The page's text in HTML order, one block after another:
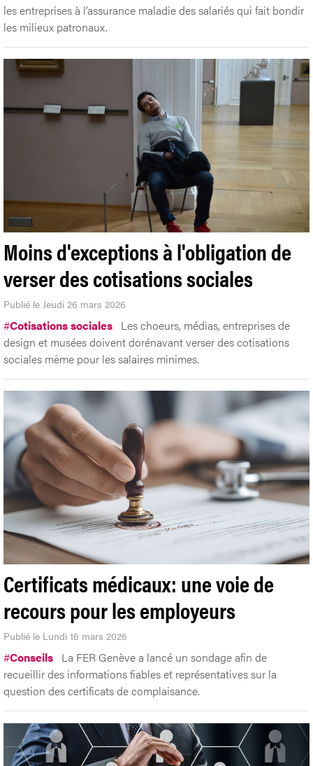
les entreprises à l’assurance maladie des salariés qui fait bondir
les milieux patronaux.
Moins d'exceptions à l'obligation de
verser des cotisations sociales
Publié le Jeudi 26 mars 2026
#Cotisations sociales Les choeurs, médias, entreprises de
design et musées doivent dorénavant verser des cotisations
sociales même pour les salaires minimes.
Certificats médicaux: une voie de
recours pour les employeurs
Publié le Lundi 16 mars 2026
#Conseils La FER Genève a lancé un sondage afin de
recueillir des informations fiables et représentatives sur la
question des certificats de complaisance.